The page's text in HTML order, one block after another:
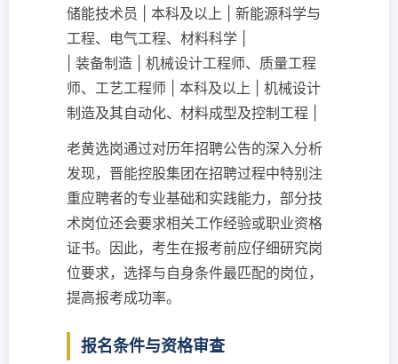
储能技术员 | 本科及以上 | 新能源科学与
工程、电气工程、材料科学 |
| 装备制造 | 机械设计工程师、质量工程
师、工艺工程师 | 本科及以上 | 机械设计
制造及其自动化、材料成型及控制工程 |
老黄选岗通过对历年招聘公告的深入分析
发现，晋能控股集团在招聘过程中特别注
重应聘者的专业基础和实践能力，部分技
术岗位还会要求相关工作经验或职业资格
证书。因此，考生在报考前应仔细研究岗
位要求，选择与自身条件最匹配的岗位，
提高报考成功率。
报名条件与资格审查